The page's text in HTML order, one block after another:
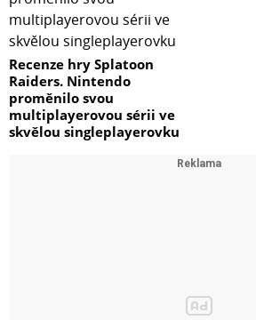
Recenze hry Splatoon
Raiders. Nintendo
proměnilo svou
multiplayerovou sérii ve
skvělou singleplayerovku